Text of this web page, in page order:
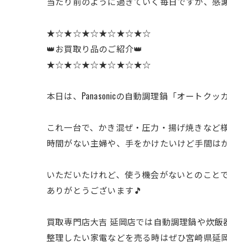
★☆★☆★☆★☆★☆★☆
👑お買取り品のご紹介👑
★☆★☆★☆★☆★☆★☆
本日は、Panasonicの自動調理鍋「オートク
これ一台で、かき混ぜ・圧力・揚げ焼きなど
時間がない主婦や、手をかけたいけど手間
いただいたけれど、使う機会がないとのこと
ありがとうございます🎵
買取専門店大吉 延岡店では自動調理鍋や炊飯
整理したい家電などを売る時はぜひ宮崎県延